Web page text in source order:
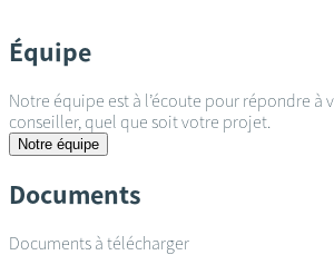
Équipe
Notre équipe est à l’écoute pour répondre à
conseiller, quel que soit votre projet.
Notre équipe
Documents
Documents à télécharger